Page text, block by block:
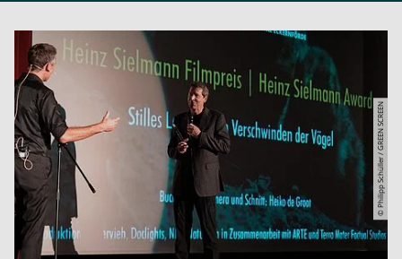
© Philipp Schüller / GREEN SCREEN